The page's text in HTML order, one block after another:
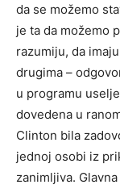
da se možemo
je ta da možemo
razumiju, da
drugima –
u programu
dovedena u
Clinton bila
jednoj osobi iz
zanimljiva.